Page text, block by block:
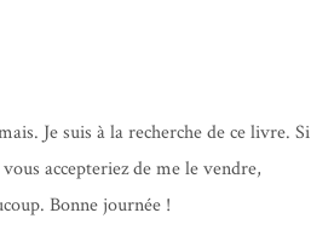
Je suis à la recherche de ce livre. Si
accepteriez de me le vendre,
Bonne journée !